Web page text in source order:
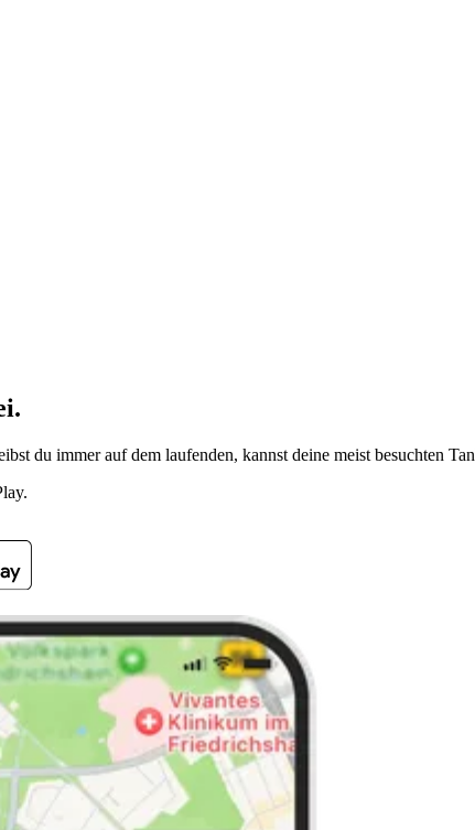
du immer auf dem laufenden, kannst deine meist besuchten